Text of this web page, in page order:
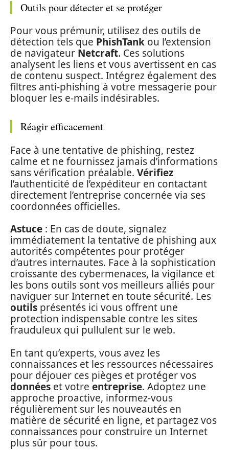
Outils pour détecter et se protéger
Pour vous prémunir, utilisez des outils de
détection tels que PhishTank ou l’extension
de navigateur Netcraft. Ces solutions
analysent les liens et vous avertissent en cas
de contenu suspect. Intégrez également des
filtres anti-phishing à votre messagerie pour
bloquer les e-mails indésirables.
Réagir efficacement
Face à une tentative de phishing, restez
calme et ne fournissez jamais d’informations
sans vérification préalable. Vérifiez
l’authenticité de l’expéditeur en contactant
directement l’entreprise concernée via ses
coordonnées officielles.
Astuce : En cas de doute, signalez
immédiatement la tentative de phishing aux
autorités compétentes pour protéger
d’autres internautes. Face à la sophistication
croissante des cybermenaces, la vigilance et
les bons outils sont vos meilleurs alliés pour
naviguer sur Internet en toute sécurité. Les
outils présentés ici vous offrent une
protection indispensable contre les sites
frauduleux qui pullulent sur le web.
En tant qu’experts, vous avez les
connaissances et les ressources nécessaires
pour déjouer ces pièges et protéger vos
données et votre entreprise. Adoptez une
approche proactive, informez-vous
régulièrement sur les nouveautés en
matière de sécurité en ligne, et partagez vos
connaissances pour construire un Internet
plus sûr pour tous.